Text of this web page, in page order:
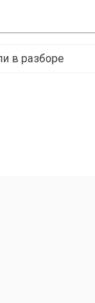
в разборе